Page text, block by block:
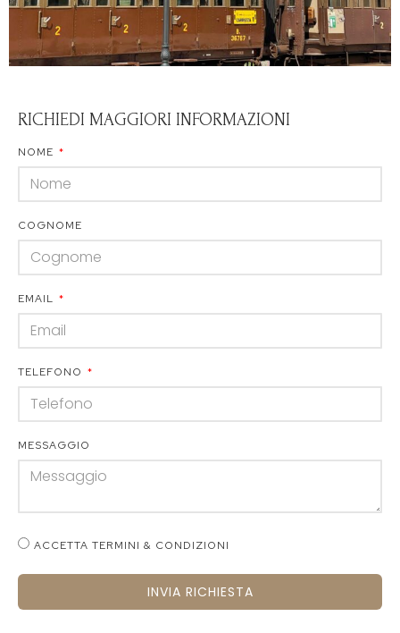
RICHIEDI MAGGIORI INFORMAZIONI
NOME
COGNOME
EMAIL
TELEFONO
MESSAGGIO
ACCETTA TERMINI & CONDIZIONI
INVIA RICHIESTA